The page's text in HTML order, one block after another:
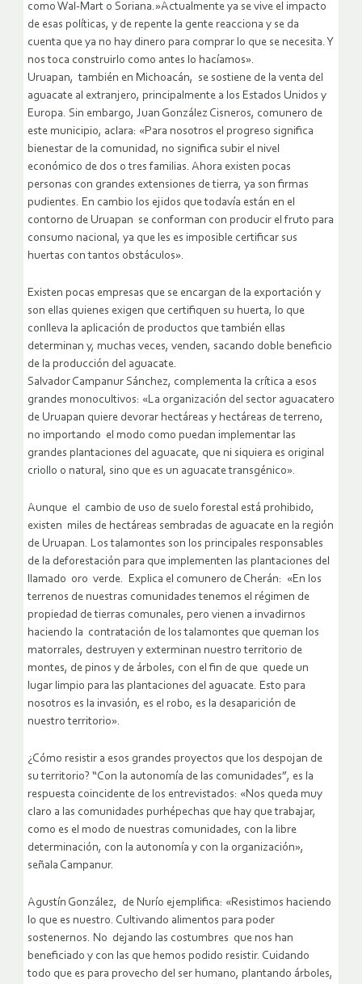
como Wal-Mart o Soriana.»Actualmente ya se vive el impacto
de esas políticas, y de repente la gente reacciona y se da
cuenta que ya no hay dinero para comprar lo que se necesita. Y
nos toca construirlo como antes lo hacíamos».
Uruapan, también en Michoacán, se sostiene de la venta del
aguacate al extranjero, principalmente a los Estados Unidos y
Europa. Sin embargo, Juan González Cisneros, comunero de
este municipio, aclara: «Para nosotros el progreso significa
bienestar de la comunidad, no significa subir el nivel
económico de dos o tres familias. Ahora existen pocas
personas con grandes extensiones de tierra, ya son firmas
pudientes. En cambio los ejidos que todavía están en el
contorno de Uruapan se conforman con producir el fruto para
consumo nacional, ya que les es imposible certificar sus
huertas con tantos obstáculos».
Existen pocas empresas que se encargan de la exportación y
son ellas quienes exigen que certifiquen su huerta, lo que
conlleva la aplicación de productos que también ellas
determinan y, muchas veces, venden, sacando doble beneficio
de la producción del aguacate.
Salvador Campanur Sánchez, complementa la crítica a esos
grandes monocultivos: «La organización del sector aguacatero
de Uruapan quiere devorar hectáreas y hectáreas de terreno,
no importando el modo como puedan implementar las
grandes plantaciones del aguacate, que ni siquiera es original
criollo o natural, sino que es un aguacate transgénico».
Aunque el cambio de uso de suelo forestal está prohibido,
existen miles de hectáreas sembradas de aguacate en la región
de Uruapan. Los talamontes son los principales responsables
de la deforestación para que implementen las plantaciones del
llamado oro verde. Explica el comunero de Cherán: «En los
terrenos de nuestras comunidades tenemos el régimen de
propiedad de tierras comunales, pero vienen a invadirnos
haciendo la contratación de los talamontes que queman los
matorrales, destruyen y exterminan nuestro territorio de
montes, de pinos y de árboles, con el fin de que quede un
lugar limpio para las plantaciones del aguacate. Esto para
nosotros es la invasión, es el robo, es la desaparición de
nuestro territorio».
¿Cómo resistir a esos grandes proyectos que los despojan de
su territorio? “Con la autonomía de las comunidades”, es la
respuesta coincidente de los entrevistados: «Nos queda muy
claro a las comunidades purhépechas que hay que trabajar,
como es el modo de nuestras comunidades, con la libre
determinación, con la autonomía y con la organización»,
señala Campanur.
Agustín González, de Nurío ejemplifica: «Resistimos haciendo
lo que es nuestro. Cultivando alimentos para poder
sostenernos. No dejando las costumbres que nos han
beneficiado y con las que hemos podido resistir. Cuidando
todo que es para provecho del ser humano, plantando árboles,